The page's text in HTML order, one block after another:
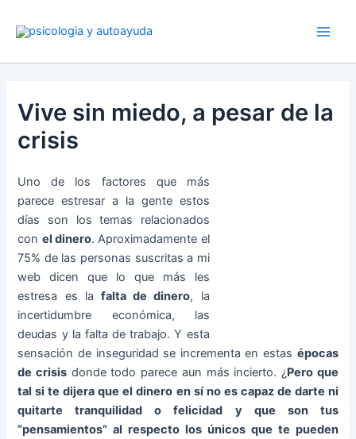
Vive sin miedo, a pesar de la
crisis
Uno de los factores que más
parece estresar a la gente estos
días son los temas relacionados
con el dinero. Aproximadamente el
75% de las personas suscritas a mi
web dicen que lo que más les
estresa es la falta de dinero, la
incertidumbre económica, las
deudas y la falta de trabajo. Y esta
sensación de inseguridad se incrementa en estas épocas
de crisis donde todo parece aun más incierto. ¿Pero que
tal si te dijera que el dinero en sí no es capaz de darte ni
quitarte tranquilidad o felicidad y que son tus
“pensamientos” al respecto los únicos que te pueden